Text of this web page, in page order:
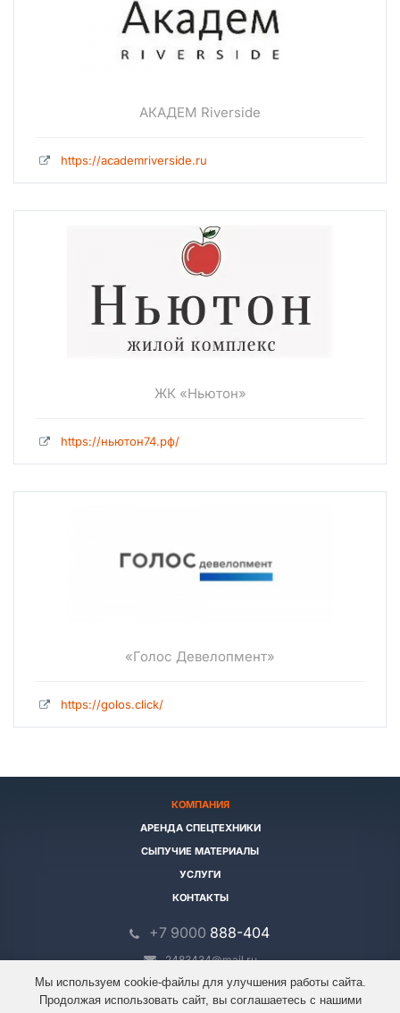
Мы используем cookie-файлы для улучшения работы сайта.
Продолжая использовать сайт, вы соглашаетесь с нашими
АКАДЕМ Riverside
https://academriverside.ru
ЖК «Ньютон»
https://ньютон74.рф/
«Голос Девелопмент»
https://golos.click/
© 2026 Все права защищены.
КОМПАНИЯ
АРЕНДА СПЕЦТЕХНИКИ
СЫПУЧИЕ МАТЕРИАЛЫ
УСЛУГИ
КОНТАКТЫ
+7 9000 888-404
2483434@mail.ru